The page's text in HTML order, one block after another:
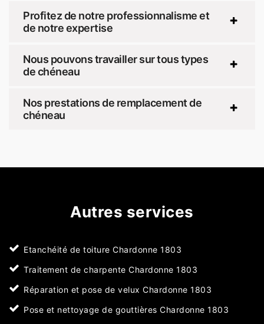
Profitez de notre professionnalisme et
de notre expertise
Nous pouvons travailler sur tous types
de chéneau
Nos prestations de remplacement de
chéneau
Autres services
Etanchéité de toiture Chardonne 1803
Traitement de charpente Chardonne 1803
Réparation et pose de velux Chardonne 1803
Pose et nettoyage de gouttières Chardonne 1803